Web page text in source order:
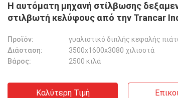
Η αυτόματη μηχανή στίλβωσης
στιλβωτή κελύφους από την Trancar
Προϊόν:
γυαλιστικό διπλής κεφαλής
Διάσταση:
3500x1600x3080 χιλιοστά
Βάρος:
2500 κιλά
Καλύτερη Τιμή